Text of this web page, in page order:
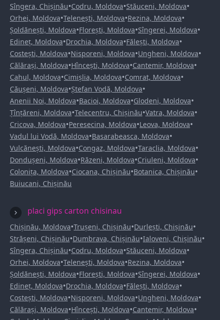
Sîngera, Chișinău•Codru, Moldova•Stăuceni, Moldova•
Orhei, Moldova•Telenești, Moldova•Rezina, Moldova•
Șoldănești, Moldova•Florești, Moldova•Sîngerei, Moldova•
Edineț, Moldova•Drochia, Moldova•Fălești, Moldova•
Costești, Moldova•Nisporeni, Moldova•Ungheni, Moldova•
Călărași, Moldova•Hîncești, Moldova•Cantemir, Moldova•
Cahul, Moldova•Cimișlia, Moldova•Comrat, Moldova•
Căușeni, Moldova•Ștefan Vodă, Moldova•
Anenii Noi, Moldova•Bacioi, Moldova•Glodeni, Moldova•
Țînțăreni, Moldova•Telecentru, Chișinău•Vatra, Moldova•
Cricova, Moldova•Peresecina, Moldova•Leova, Moldova•
Vadul lui Vodă, Moldova•Basarabeasca, Moldova•
Vulcănești, Moldova•Congaz, Moldova•Taraclia, Moldova•
Dondușeni, Moldova•Răzeni, Moldova•Criuleni, Moldova•
Colonița, Moldova•Ciocana, Chișinău•Botanica, Chișinău•
Buiucani, Chișinău
placi gips carton chisinau
Chișinău, Moldova•Trușeni, Chișinău•Durlești, Chișinău•
Strășeni, Chișinău•Dumbrava, Chișinău•Ialoveni, Chișinău•
Sîngera, Chișinău•Codru, Moldova•Stăuceni, Moldova•
Orhei, Moldova•Telenești, Moldova•Rezina, Moldova•
Șoldănești, Moldova•Florești, Moldova•Sîngerei, Moldova•
Edineț, Moldova•Drochia, Moldova•Fălești, Moldova•
Costești, Moldova•Nisporeni, Moldova•Ungheni, Moldova•
Călărași, Moldova•Hîncești, Moldova•Cantemir, Moldova•